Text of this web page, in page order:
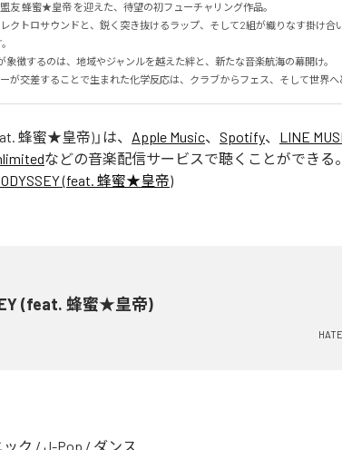
友 蜂蜜★皇帝 を迎えた、待望の初フューチャリング作品。
クトロサウンドと、鋭く突き抜けるラップ、そして2組が織りなす掛け合
象徴するのは、地域やジャンルを越えた絆と、新たな音楽航海の幕開け。
が交差することで生まれた化学反応は、クラブからフェス、そして世界へ
蜂蜜★皇帝) 」は、 Apple Music、 Spotify、 LINE
などの音楽配信サービスで聴くことができる。
ODYSSEY (feat. 蜂蜜★皇帝)
(feat. 蜂蜜★皇帝)
ク / J-Pop / ダンス